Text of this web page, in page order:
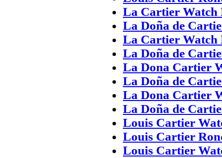
La Cartier Watch
La Doña de
La Cartier Watch
La Doña de
La Dona Cartier
La Doña de
La Dona Cartier
La Doña de
Louis Cartier
Louis Cartier
Louis Cartier